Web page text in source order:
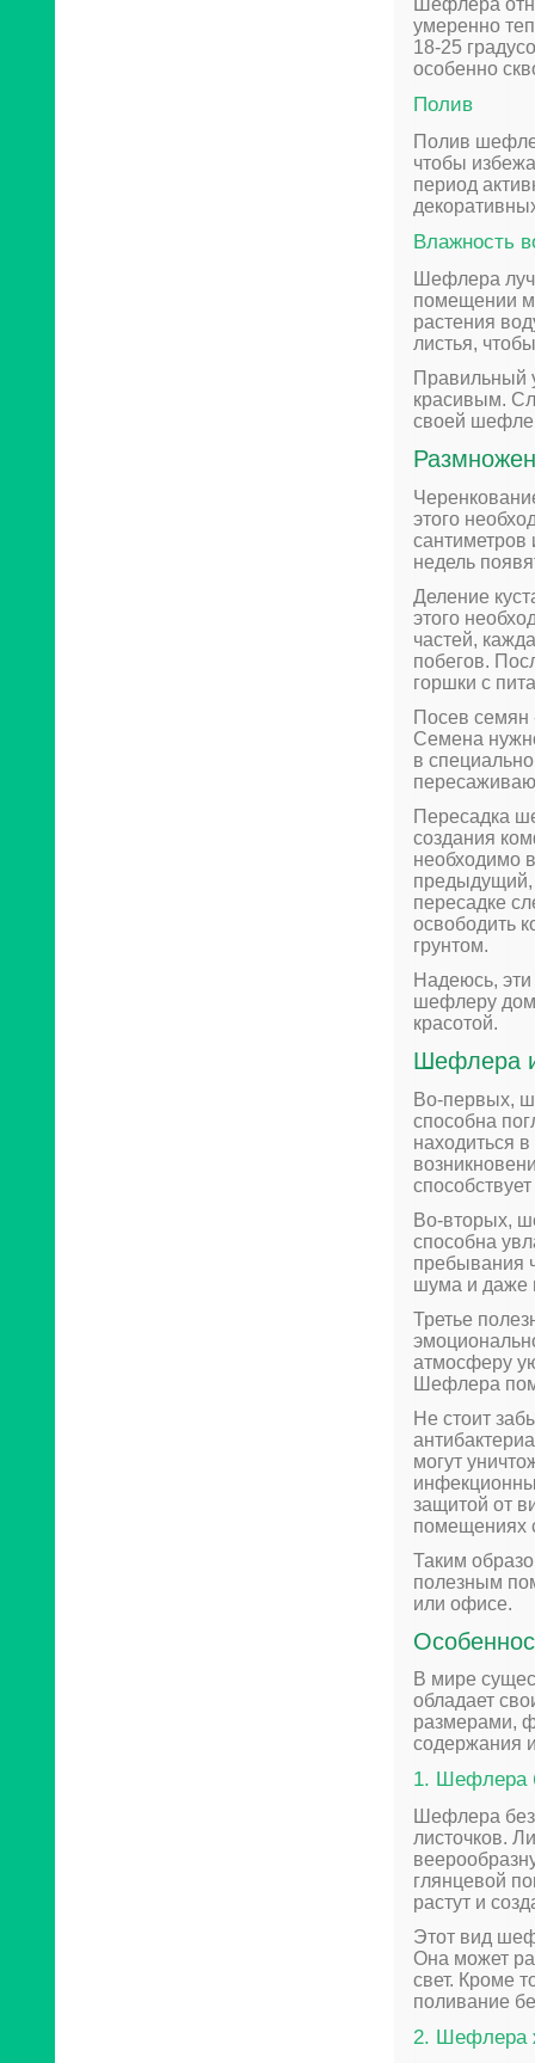
Шефлера
умеренно
18-25
особенно
Полив
Полив
чтобы
период
Влажность
Шефлера
помещении
растения
листья,
Правильный
красивым.
своей
этого
сантиметров
недель
Деление
этого
частей,
побегов.
горшки с
Посев
Семена
в
Пересадка
создания
необходимо
предыдущий,
пересадке
освободить
грунтом.
Надеюсь,
шефлеру
красотой.
Шефлера
Во-первых,
способна
находиться
Во-вторых,
способна
пребывания
шума и даже
Третье
атмосферу
Шефлера
Не стоит
могут
защитой от
помещениях
Таким
полезным
или офисе.
В мире
обладает
размерами,
содержания
1. Шефлера
Шефлера
листочков.
глянцевой
растут и
Этот вид
Она может
свет. Кроме
поливание
2. Шефлера